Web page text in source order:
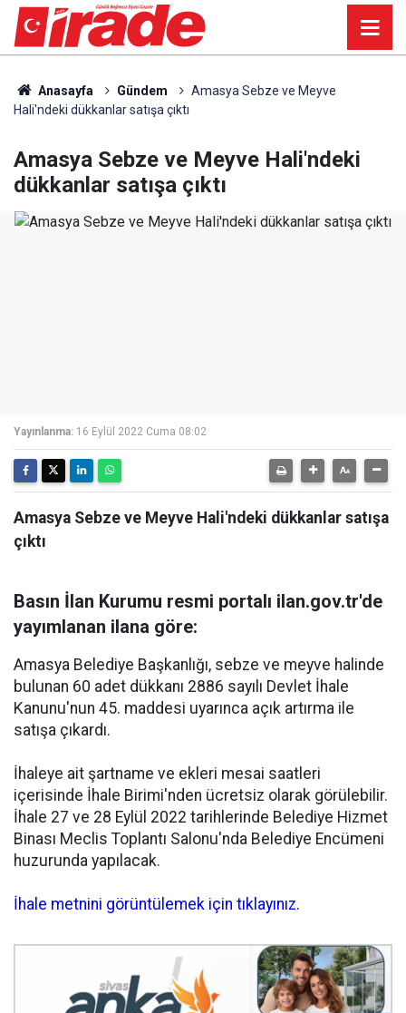
Anasayfa Gündem
Amasya Sebze ve Meyve
Hali'ndeki dükkanlar satışa çıktı
Amasya Sebze ve Meyve Hali'ndeki
dükkanlar satışa çıktı
Yayınlanma: 16 Eylül 2022 Cuma 08:02
Amasya Sebze ve Meyve Hali'ndeki dükkanlar satışa
çıktı
Basın İlan Kurumu resmi portalı ilan.gov.tr'de
yayımlanan ilana göre:
Amasya Belediye Başkanlığı, sebze ve meyve halinde
bulunan 60 adet dükkanı 2886 sayılı Devlet İhale
Kanunu'nun 45. maddesi uyarınca açık artırma ile
satışa çıkardı.
İhaleye ait şartname ve ekleri mesai saatleri
içerisinde İhale Birimi'nden ücretsiz olarak görülebilir.
İhale 27 ve 28 Eylül 2022 tarihlerinde Belediye Hizmet
Binası Meclis Toplantı Salonu'nda Belediye Encümeni
huzurunda yapılacak.
İhale metnini görüntülemek için tıklayınız.